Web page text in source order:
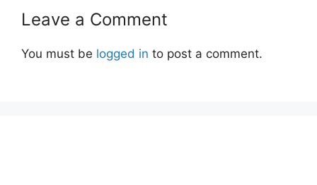
Leave a Comment
You must be logged in to post a comment.